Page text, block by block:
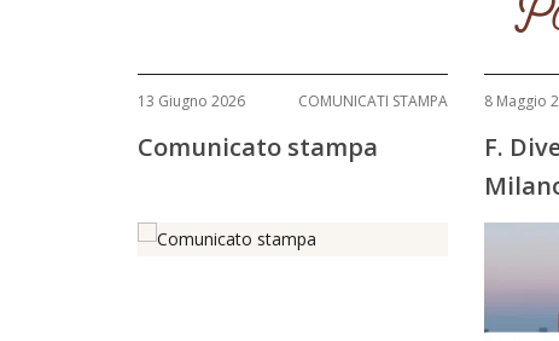
13 Giugno 2026 COMUNICATI STAMPA
Comunicato stampa
8 Maggio
F.